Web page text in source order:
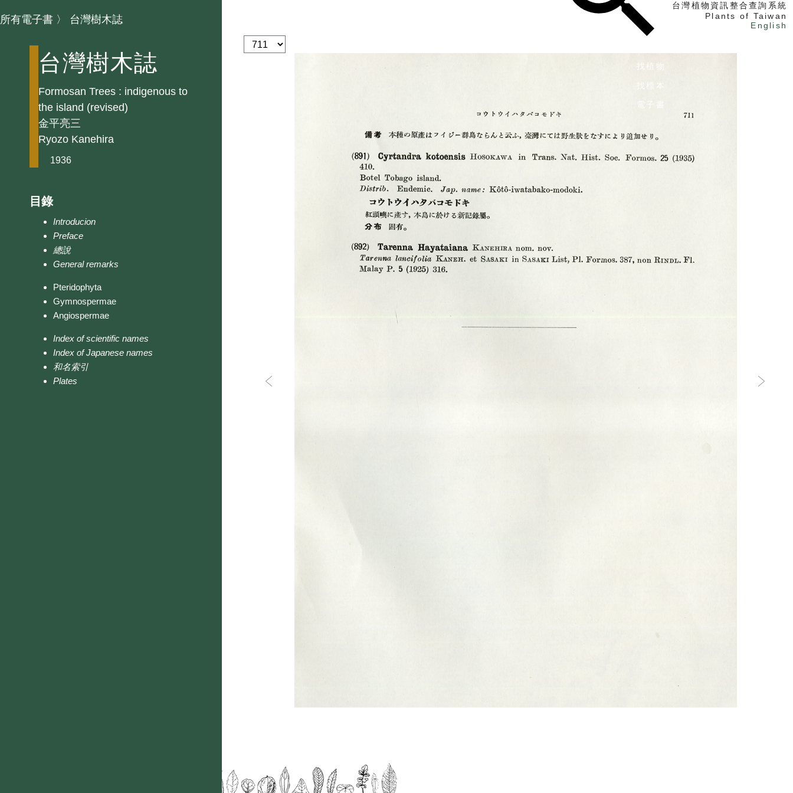
台灣植物資訊整合查詢系統
Plants of Taiwan
English
找植物
找標本
電子書
所有電子書 〉 台灣樹木誌
台灣樹木誌
Formosan Trees : indigenous to
the island (revised)
金平亮三
Ryozo Kanehira
1936
目錄
Introducion
Preface
總說
General remarks
Pteridophyta
Gymnospermae
Angiospermae
Index of scientific names
Index of Japanese names
和名索引
Plates